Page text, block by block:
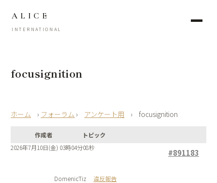
ALICE
INTERNATIONAL
focusignition
› フォーラム › アンケート用 › focusignition
作成者
トピック
2026年7月10日(金) 03時04分08秒
#891183
DomenicTiz 違反報告